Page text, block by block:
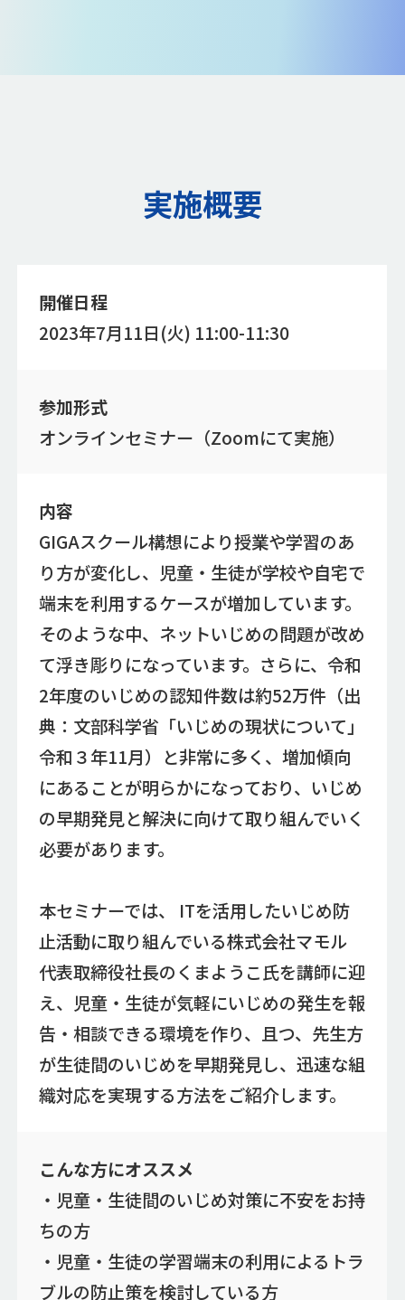
実施概要
開催日程
2023年7月11日(火) 11:00-11:30
参加形式
オンラインセミナー（Zoomにて実施）
内容
GIGAスクール構想により授業や学習のあ
り方が変化し、児童・生徒が学校や自宅で
端末を利用するケースが増加しています。
そのような中、ネットいじめの問題が改め
て浮き彫りになっています。さらに、令和
2年度のいじめの認知件数は約52万件（出
典：文部科学省「いじめの現状について」
令和３年11月）と非常に多く、増加傾向
にあることが明らかになっており、いじめ
の早期発見と解決に向けて取り組んでいく
必要があります。
本セミナーでは、 ITを活用したいじめ防
止活動に取り組んでいる株式会社マモル
代表取締役社長のくまようこ氏を講師に迎
え、児童・生徒が気軽にいじめの発生を報
告・相談できる環境を作り、且つ、先生方
が生徒間のいじめを早期発見し、迅速な組
織対応を実現する方法をご紹介します。
こんな方にオススメ
・児童・生徒間のいじめ対策に不安をお持
ちの方
・児童・生徒の学習端末の利用によるトラ
ブルの防止策を検討している方